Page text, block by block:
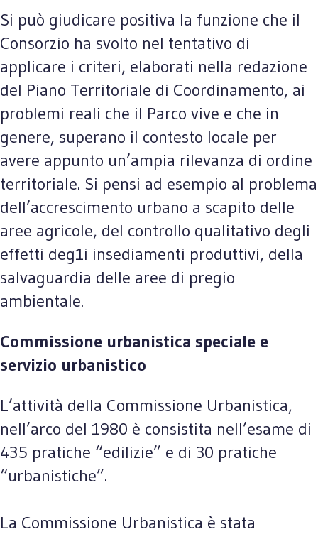
Si può giudicare positiva la funzione che il
Consorzio ha svolto nel tentativo di
applicare i criteri, elaborati nella redazione
del Piano Territoriale di Coordinamento, ai
problemi reali che il Parco vive e che in
genere, superano il contesto locale per
avere appunto un’ampia rilevanza di ordine
territoriale. Si pensi ad esempio al problema
dell’accrescimento urbano a scapito delle
aree agricole, del controllo qualitativo degli
effetti deg1i insediamenti produttivi, della
salvaguardia delle aree di pregio
ambientale.
Commissione urbanistica speciale e
servizio urbanistico
L’attività della Commissione Urbanistica,
nell’arco del 1980 è consistita nell’esame di
435 pratiche “edilizie” e di 30 pratiche
“urbanistiche”.
La Commissione Urbanistica è stata